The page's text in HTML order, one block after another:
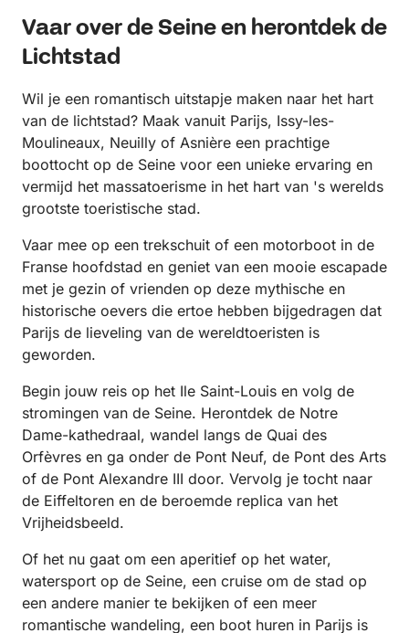
Vaar over de Seine en herontdek de
Lichtstad
Wil je een romantisch uitstapje maken naar het hart
van de lichtstad? Maak vanuit Parijs, Issy-les-
Moulineaux, Neuilly of Asnière een prachtige
boottocht op de Seine voor een unieke ervaring en
vermijd het massatoerisme in het hart van 's werelds
grootste toeristische stad.
Vaar mee op een trekschuit of een motorboot in de
Franse hoofdstad en geniet van een mooie escapade
met je gezin of vrienden op deze mythische en
historische oevers die ertoe hebben bijgedragen dat
Parijs de lieveling van de wereldtoeristen is
geworden.
Begin jouw reis op het Ile Saint-Louis en volg de
stromingen van de Seine. Herontdek de Notre
Dame-kathedraal, wandel langs de Quai des
Orfèvres en ga onder de Pont Neuf, de Pont des Arts
of de Pont Alexandre III door. Vervolg je tocht naar
de Eiffeltoren en de beroemde replica van het
Vrijheidsbeeld.
Of het nu gaat om een aperitief op het water,
watersport op de Seine, een cruise om de stad op
een andere manier te bekijken of een meer
romantische wandeling, een boot huren in Parijs is